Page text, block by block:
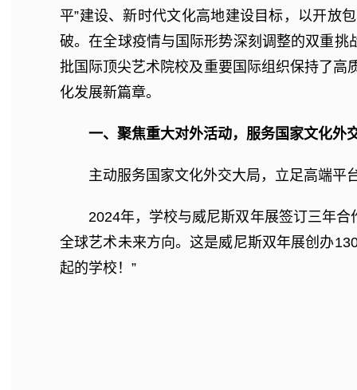
平”建设、新时代文化高地建设目标，以开放
破。在全球疫情与国际形势深刻调整的双重
批国际顶尖艺术院校及重要国际组织保持了高
化发展新篇章。
一、聚焦重大对外活动，服务国家文化外
主动服务国家文化外交大局，立足高端平
2024年，学校与威尼斯双年展签订三年合
全球艺术未来方向。这是威尼斯双年展创办
起的学校！”